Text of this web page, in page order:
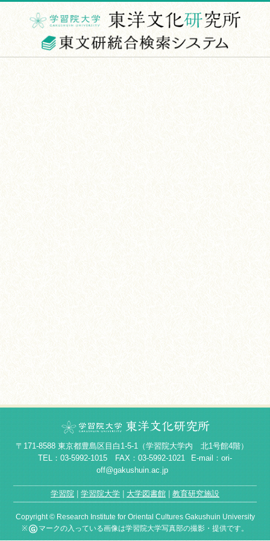
〒171-8588 東京都豊島区目白1-5-1（学習院大学内 北1号館4階）
TEL：03-5992-1015 FAX：03-5992-1021
E-mail：ori-
off@gakushuin.ac.jp
学習院 学習院大学 大学図書館 教育研究施設
Copyright © Research Institute for Oriental Cultures Gakushuin University
※
マークの入っている画像は学習院大学写真部の撮影・提供です。